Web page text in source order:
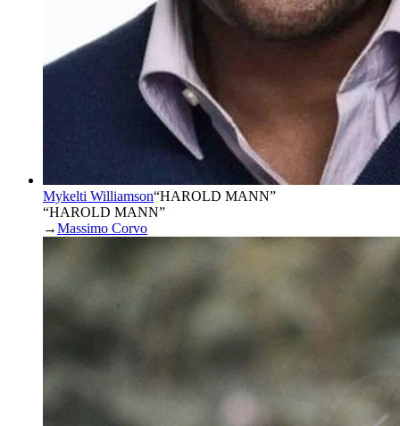
Mykelti Williamson“HAROLD MANN”
“HAROLD MANN”
→Massimo Corvo